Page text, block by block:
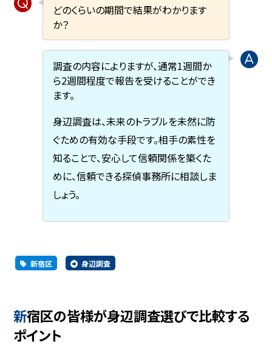
どのくらいの期間で結果がわかります
か？
調査の内容によりますが、通常1週間か
ら2週間程度で報告を受けることができ
ます。
身辺調査は、未来のトラブルを未然に防
ぐための有効な手段です。相手の素性を
知ることで、安心して信頼関係を築くた
めに、信頼できる探偵事務所に相談しま
しょう。
新宿区 身辺調査
新宿区の皆様が身辺調査選びで比較する
ポイント